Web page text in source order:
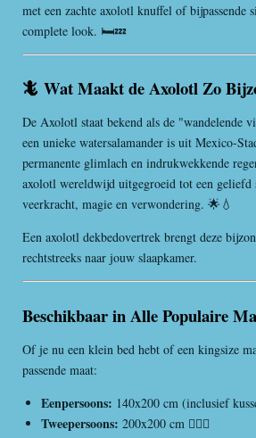
met een zachte axolotl knuffel of bijpassende
complete look. 🛏️💤
🦎 Wat Maakt de Axolotl Zo
De Axolotl staat bekend als de "wandelende
een unieke watersalamander is uit Mexico-
permanente glimlach en indrukwekkende
axolotl wereldwijd uitgegroeid tot een geliefd
veerkracht, magie en verwondering. 🌟💧
Een axolotl dekbedovertrek brengt deze
rechtstreeks naar jouw slaapkamer.
Beschikbaar in Alle Populaire
Of je nu een klein bed hebt of een kingsize
passende maat:
Eenpersoons: 140x200 cm (inclusief
Tweepersoons: 200x200 cm 👩‍❤️‍👨